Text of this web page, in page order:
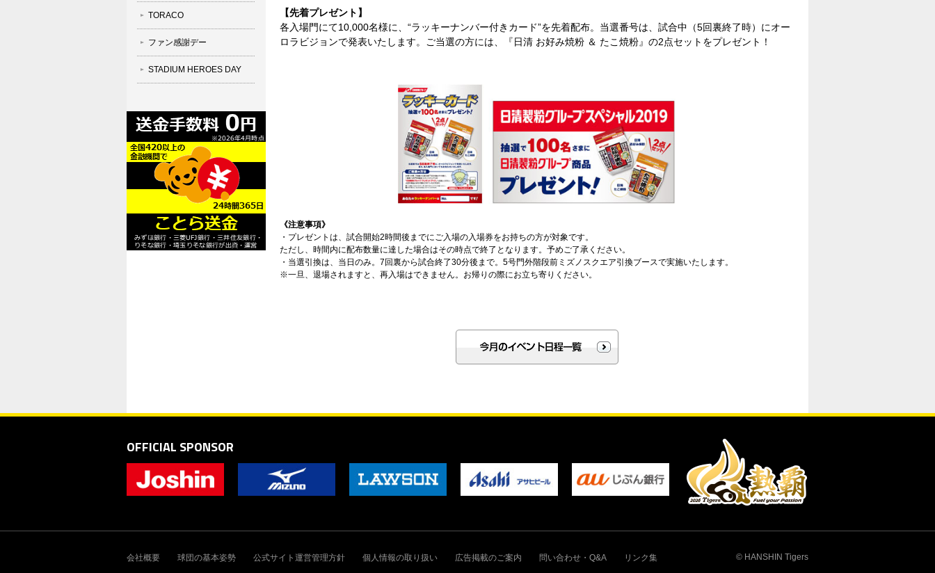
TORACO
ファン感謝デー
STADIUM HEROES DAY
【先着プレゼント】
各入場門にて10,000名様に、“ラッキーナンバー付きカード”を先着配布。当選番号は、試合中（5回裏終了時）にオー
ロラビジョンで発表いたします。ご当選の方には、『日清 お好み焼粉 ＆ たこ焼粉』の2点セットをプレゼント！
《注意事項》
・プレゼントは、試合開始2時間後までにご入場の入場券をお持ちの方が対象です。
ただし、時間内に配布数量に達した場合はその時点で終了となります。予めご了承ください。
・当選引換は、当日のみ。7回裏から試合終了30分後まで。5号門外階段前ミズノスクエア引換ブースで実施いたします。
※一旦、退場されますと、再入場はできません。お帰りの際にお立ち寄りください。
OFFICIAL SPONSOR
会社概要 球団の基本姿勢 公式サイト運営管理方針 個人情報の取り扱い 広告掲載のご案内 問い合わせ・Q&A リンク集 © HANSHIN Tigers